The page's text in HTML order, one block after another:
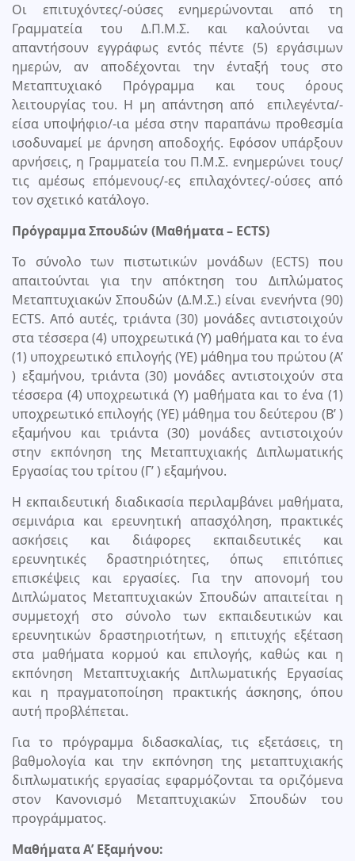
Οι επιτυχόντες/-ούσες ενημερώνονται από τη
Γραμματεία του Δ.Π.Μ.Σ. και καλούνται να
απαντήσουν εγγράφως εντός πέντε (5) εργάσιμων
ημερών, αν αποδέχονται την ένταξή τους στο
Μεταπτυχιακό Πρόγραμμα και τους όρους
λειτουργίας του. Η μη απάντηση από επιλεγέντα/-
είσα υποψήφιο/-ια μέσα στην παραπάνω προθεσμία
ισοδυναμεί με άρνηση αποδοχής. Εφόσον υπάρξουν
αρνήσεις, η Γραμματεία του Π.Μ.Σ. ενημερώνει τους/
τις αμέσως επόμενους/-ες επιλαχόντες/-ούσες από
τον σχετικό κατάλογο.
Πρόγραμμα Σπουδών (Μαθήματα – ECTS)
Το σύνολο των πιστωτικών μονάδων (ECTS) που
απαιτούνται για την απόκτηση του Διπλώματος
Μεταπτυχιακών Σπουδών (Δ.Μ.Σ.) είναι ενενήντα (90)
ECTS. Από αυτές, τριάντα (30) μονάδες αντιστοιχούν
στα τέσσερα (4) υποχρεωτικά (Υ) μαθήματα και το ένα
(1) υποχρεωτικό επιλογής (ΥΕ) μάθημα του πρώτου (Α’
) εξαμήνου, τριάντα (30) μονάδες αντιστοιχούν στα
τέσσερα (4) υποχρεωτικά (Υ) μαθήματα και το ένα (1)
υποχρεωτικό επιλογής (ΥΕ) μάθημα του δεύτερου (Β’ )
εξαμήνου και τριάντα (30) μονάδες αντιστοιχούν
στην εκπόνηση της Μεταπτυχιακής Διπλωματικής
Εργασίας του τρίτου (Γ’ ) εξαμήνου.
Η εκπαιδευτική διαδικασία περιλαμβάνει μαθήματα,
σεμινάρια και ερευνητική απασχόληση, πρακτικές
ασκήσεις και διάφορες εκπαιδευτικές και
ερευνητικές δραστηριότητες, όπως επιτόπιες
επισκέψεις και εργασίες. Για την απονομή του
Διπλώματος Μεταπτυχιακών Σπουδών απαιτείται η
συμμετοχή στο σύνολο των εκπαιδευτικών και
ερευνητικών δραστηριοτήτων, η επιτυχής εξέταση
στα μαθήματα κορμού και επιλογής, καθώς και η
εκπόνηση Μεταπτυχιακής Διπλωματικής Εργασίας
και η πραγματοποίηση πρακτικής άσκησης, όπου
αυτή προβλέπεται.
Για το πρόγραμμα διδασκαλίας, τις εξετάσεις, τη
βαθμολογία και την εκπόνηση της μεταπτυχιακής
διπλωματικής εργασίας εφαρμόζονται τα οριζόμενα
στον Κανονισμό Μεταπτυχιακών Σπουδών του
προγράμματος.
Μαθήματα Α’ Εξαμήνου: